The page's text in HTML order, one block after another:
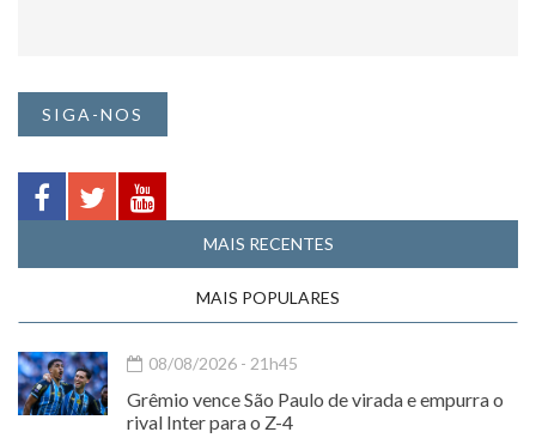
SIGA-NOS
MAIS RECENTES
MAIS POPULARES
08/08/2026 - 21h45
Grêmio vence São Paulo de virada e empurra o
rival Inter para o Z-4